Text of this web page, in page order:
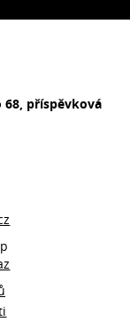
68, příspěvková